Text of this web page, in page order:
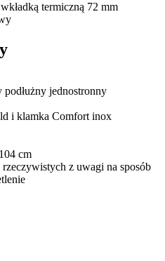
termiczną 72 mm
jednostronny
i klamka Comfort inox
cm
z uwagi na sposób